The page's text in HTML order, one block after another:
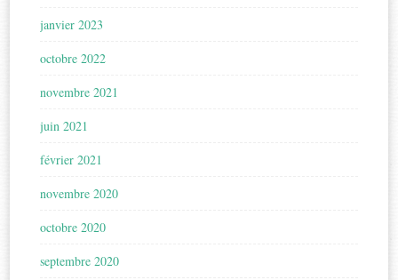
janvier 2023
octobre 2022
novembre 2021
juin 2021
février 2021
novembre 2020
octobre 2020
septembre 2020